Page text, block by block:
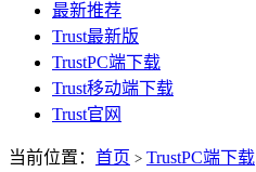
最新推荐
Trust最新版
TrustPC端下载
Trust移动端下载
Trust官网
当前位置： 首页 > TrustPC端下载